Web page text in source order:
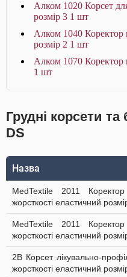
Алком 1020 Корсет
розмір 3 1 шт
Алком 1040 Коректор
розмір 2 1 шт
Алком 1070 Коректор
1 шт
Грудні корсети та
DS
Назва
MedTextile 2011
жорсткості еластичний
MedTextile 2011
жорсткості еластичний
2B Корсет лікувально-
жорсткості еластичний